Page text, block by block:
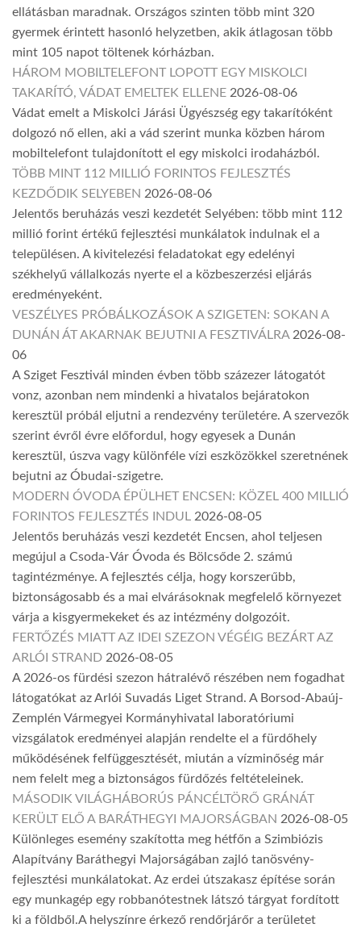
ellátásban maradnak. Országos szinten több mint 320
gyermek érintett hasonló helyzetben, akik átlagosan több
mint 105 napot töltenek kórházban.
HÁROM MOBILTELEFONT LOPOTT EGY MISKOLCI
TAKARÍTÓ, VÁDAT EMELTEK ELLENE 2026-08-06
Vádat emelt a Miskolci Járási Ügyészség egy takarítóként
dolgozó nő ellen, aki a vád szerint munka közben három
mobiltelefont tulajdonított el egy miskolci irodaházból.
TÖBB MINT 112 MILLIÓ FORINTOS FEJLESZTÉS
KEZDŐDIK SELYEBEN 2026-08-06
Jelentős beruházás veszi kezdetét Selyében: több mint 112
millió forint értékű fejlesztési munkálatok indulnak el a
településen. A kivitelezési feladatokat egy edelényi
székhelyű vállalkozás nyerte el a közbeszerzési eljárás
eredményeként.
VESZÉLYES PRÓBÁLKOZÁSOK A SZIGETEN: SOKAN A
DUNÁN ÁT AKARNAK BEJUTNI A FESZTIVÁLRA 2026-08-
06
A Sziget Fesztivál minden évben több százezer látogatót
vonz, azonban nem mindenki a hivatalos bejáratokon
keresztül próbál eljutni a rendezvény területére. A szervezők
szerint évről évre előfordul, hogy egyesek a Dunán
keresztül, úszva vagy különféle vízi eszközökkel szeretnének
bejutni az Óbudai-szigetre.
MODERN ÓVODA ÉPÜLHET ENCSEN: KÖZEL 400 MILLIÓ
FORINTOS FEJLESZTÉS INDUL 2026-08-05
Jelentős beruházás veszi kezdetét Encsen, ahol teljesen
megújul a Csoda-Vár Óvoda és Bölcsőde 2. számú
tagintézménye. A fejlesztés célja, hogy korszerűbb,
biztonságosabb és a mai elvárásoknak megfelelő környezet
várja a kisgyermekeket és az intézmény dolgozóit.
FERTŐZÉS MIATT AZ IDEI SZEZON VÉGÉIG BEZÁRT AZ
ARLÓI STRAND 2026-08-05
A 2026-os fürdési szezon hátralévő részében nem fogadhat
látogatókat az Arlói Suvadás Liget Strand. A Borsod-Abaúj-
Zemplén Vármegyei Kormányhivatal laboratóriumi
vizsgálatok eredményei alapján rendelte el a fürdőhely
működésének felfüggesztését, miután a vízminőség már
nem felelt meg a biztonságos fürdőzés feltételeinek.
MÁSODIK VILÁGHÁBORÚS PÁNCÉLTÖRŐ GRÁNÁT
KERÜLT ELŐ A BARÁTHEGYI MAJORSÁGBAN 2026-08-05
Különleges esemény szakította meg hétfőn a Szimbiózis
Alapítvány Baráthegyi Majorságában zajló tanösvény-
fejlesztési munkálatokat. Az erdei útszakasz építése során
egy munkagép egy robbanótestnek látszó tárgyat fordított
ki a földből.A helyszínre érkező rendőrjárőr a területet